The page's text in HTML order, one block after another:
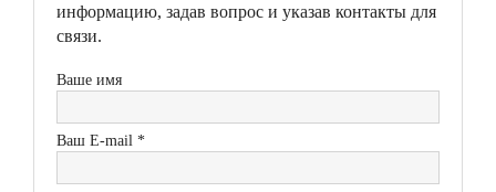
информацию, задав вопрос и указав контакты для
связи.
Ваше имя
Ваш E-mail *